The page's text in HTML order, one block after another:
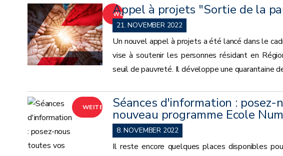
WEITER
Appel à projets "Sortie de la
21. NOVEMBER 2022
Un nouvel appel à projets a été lancé dans le
vise à soutenir les personnes résidant en
seuil de pauvreté. Il développe une quarantaine
WEITER Séances d'information :
nouveau programme Ecole
8. NOVEMBER 2022
Il reste encore quelques places disponibles